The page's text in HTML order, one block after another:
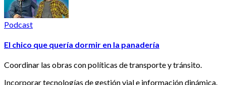
Podcast
El chico que quería dormir en la panadería
Coordinar las obras con políticas de transporte y tránsito.
Incorporar tecnologías de gestión vial e información dinámica.